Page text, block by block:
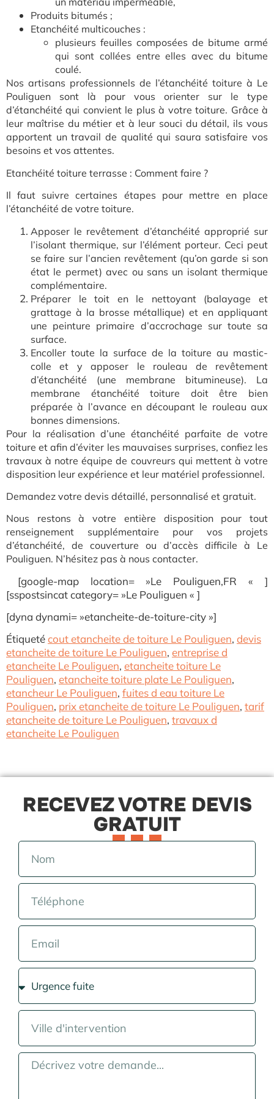
Produits bitumés ;
Etanchéité multicouches :
plusieurs feuilles composées de bitume armé
qui sont collées entre elles avec du bitume
coulé.
Nos artisans professionnels de l’étanchéité toiture à Le
Pouliguen sont là pour vous orienter sur le type
d’étanchéité qui convient le plus à votre toiture. Grâce à
leur maîtrise du métier et à leur souci du détail, ils vous
apportent un travail de qualité qui saura satisfaire vos
besoins et vos attentes.
Etanchéité toiture terrasse : Comment faire ?
Il faut suivre certaines étapes pour mettre en place
l’étanchéité de votre toiture.
Apposer le revêtement d’étanchéité approprié sur
l’isolant thermique, sur l’élément porteur. Ceci peut
se faire sur l’ancien revêtement (qu’on garde si son
état le permet) avec ou sans un isolant thermique
complémentaire.
Préparer le toit en le nettoyant (balayage et
grattage à la brosse métallique) et en appliquant
une peinture primaire d’accrochage sur toute sa
surface.
Encoller toute la surface de la toiture au mastic-
colle et y apposer le rouleau de revêtement
d’étanchéité (une membrane bitumineuse). La
membrane étanchéité toiture doit être bien
préparée à l’avance en découpant le rouleau aux
bonnes dimensions.
Pour la réalisation d’une étanchéité parfaite de votre
toiture et afin d’éviter les mauvaises surprises, confiez les
travaux à notre équipe de couvreurs qui mettent à votre
disposition leur expérience et leur matériel professionnel.
Demandez votre devis détaillé, personnalisé et gratuit.
Nous restons à votre entière disposition pour tout
renseignement supplémentaire pour vos projets
d’étanchéité, de couverture ou d’accès difficile à Le
Pouliguen. N’hésitez pas à nous contacter.
[google-map location= »Le Pouliguen,FR « ]
[sspostsincat category= »Le Pouliguen « ]
[dyna dynami= »etancheite-de-toiture-city »]
Étiquetécout etancheite de toiture Le Pouliguen, devis
etancheite de toiture Le Pouliguen, entreprise d
etancheite Le Pouliguen, etancheite toiture Le
Pouliguen, etancheite toiture plate Le Pouliguen,
etancheur Le Pouliguen, fuites d eau toiture Le
Pouliguen, prix etancheite de toiture Le Pouliguen, tarif
etancheite de toiture Le Pouliguen, travaux d
etancheite Le Pouliguen
RECEVEZ VOTRE DEVIS
GRATUIT